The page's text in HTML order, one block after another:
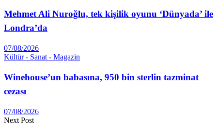
Mehmet Ali Nuroğlu, tek kişilik oyunu ‘Dünyada’ ile
Londra’da
07/08/2026
Kültür - Sanat - Magazin
Winehouse’un babasına, 950 bin sterlin tazminat
cezası
07/08/2026
Next Post